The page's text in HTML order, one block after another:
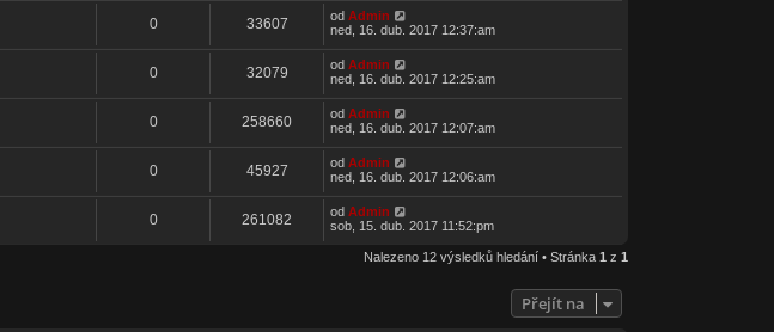
0 33607 od Admin
ned, 16. dub. 2017 12:37:am
0 32079 od Admin
ned, 16. dub. 2017 12:25:am
0 258660 od Admin
ned, 16. dub. 2017 12:07:am
0 45927 od Admin
ned, 16. dub. 2017 12:06:am
0 261082 od Admin
sob, 15. dub. 2017 11:52:pm
Nalezeno 12 výsledků hledání • Stránka 1 z 1
Přejít na